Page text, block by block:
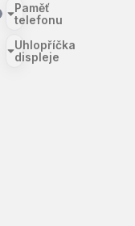
Paměť
telefonu
Uhlopříčka
displeje